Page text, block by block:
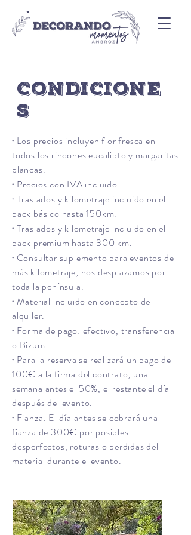
condicione
s
· Los precios incluyen flor fresca en
todos los rincones eucalipto y margaritas
blancas.
· Precios con IVA incluido.
· Traslados y kilometraje incluido en el
pack básico hasta 150km.
· Traslados y kilometraje incluido en el
pack premium hasta 300 km.
· Consultar suplemento para eventos de
más kilometraje, nos desplazamos por
toda la península.
· Material incluido en concepto de
alquiler.
· Forma de pago: efectivo, transferencia
o Bizum.
· Para la reserva se realizará un pago de
100€ a la firma del contrato, una
semana antes el 50%, el restante el día
después del evento.
· Fianza: El día antes se cobrará una
fianza de 300€ por posibles
desperfectos, roturas o perdidas del
material durante el evento.